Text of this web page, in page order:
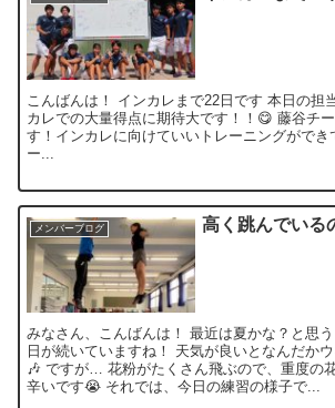
こんばんは！ インカレまで22日です 本日の担
カレでの大量得点に期待大です！！😋 藤谷チ
す！インカレに向けていいトレーニングがで
ー...
メンバーブログ 高く跳んでいる
みなさん、こんばんは！ 最近は夏かな？と思
日が続いていますね！ 天気が良いとなんだか
🎶 ですが… 花粉がたくさん飛ぶので、重度の
辛いです😭 それでは、今日の練習の様子で...